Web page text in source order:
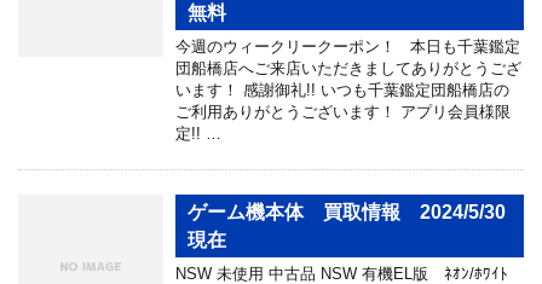
無料
今週のウィークリークーポン！ 本日も千葉鑑定
団船橋店へご来店いただきましてありがとうござ
います！ 感謝御礼!! いつも千葉鑑定団船橋店の
ご利用ありがとうございます！ アプリ会員様限
定!! …
ゲーム機本体 買取情報 2024/5/30
現在
NSW 未使用 中古品 NSW 有機EL版 ﾈｵﾝ/ﾎﾜｲﾄ